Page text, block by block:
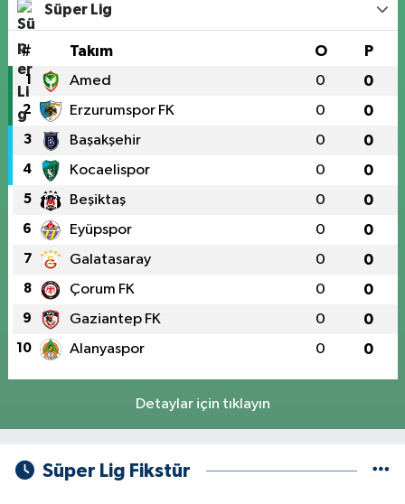
Süper Lig
# Takım O P
1 Amed 0 0
2 Erzurumspor FK 0 0
3 Başakşehir 0 0
4 Kocaelispor 0 0
5 Beşiktaş 0 0
6 Eyüpspor 0 0
7 Galatasaray 0 0
8 Çorum FK 0 0
9 Gaziantep FK 0 0
10 Alanyaspor 0 0
Detaylar için tıklayın
Süper Lig Fikstür